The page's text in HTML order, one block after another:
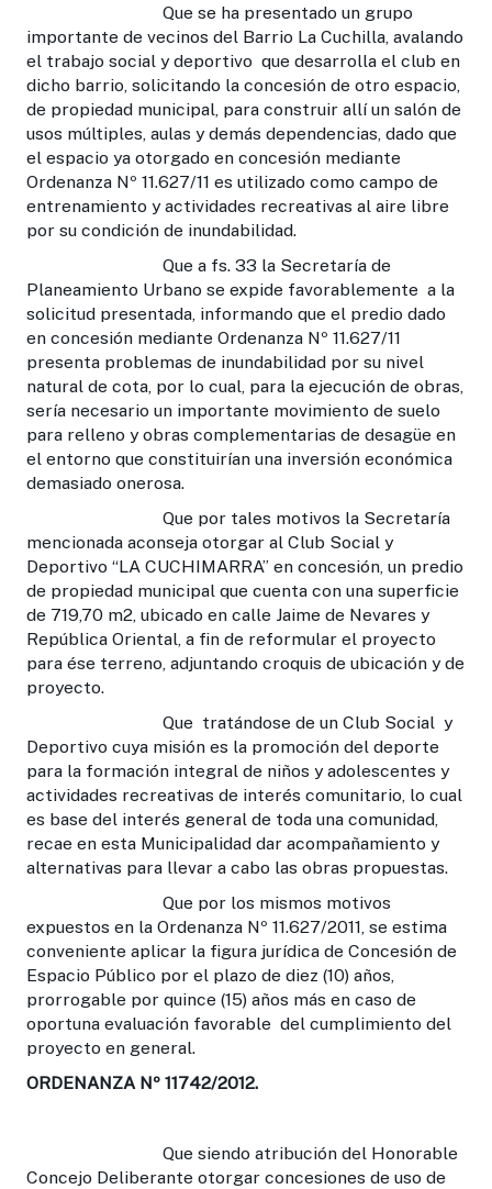
Que se ha presentado un grupo
importante de vecinos del Barrio La Cuchilla, avalando
el trabajo social y deportivo que desarrolla el club en
dicho barrio, solicitando la concesión de otro espacio,
de propiedad municipal, para construir allí un salón de
usos múltiples, aulas y demás dependencias, dado que
el espacio ya otorgado en concesión mediante
Ordenanza Nº 11.627/11 es utilizado como campo de
entrenamiento y actividades recreativas al aire libre
por su condición de inundabilidad.
Que a fs. 33 la Secretaría de
Planeamiento Urbano se expide favorablemente a la
solicitud presentada, informando que el predio dado
en concesión mediante Ordenanza Nº 11.627/11
presenta problemas de inundabilidad por su nivel
natural de cota, por lo cual, para la ejecución de obras,
sería necesario un importante movimiento de suelo
para relleno y obras complementarias de desagüe en
el entorno que constituirían una inversión económica
demasiado onerosa.
Que por tales motivos la Secretaría
mencionada aconseja otorgar al Club Social y
Deportivo “LA CUCHIMARRA” en concesión, un predio
de propiedad municipal que cuenta con una superficie
de 719,70 m2, ubicado en calle Jaime de Nevares y
República Oriental, a fin de reformular el proyecto
para ése terreno, adjuntando croquis de ubicación y de
proyecto.
Que tratándose de un Club Social y
Deportivo cuya misión es la promoción del deporte
para la formación integral de niños y adolescentes y
actividades recreativas de interés comunitario, lo cual
es base del interés general de toda una comunidad,
recae en esta Municipalidad dar acompañamiento y
alternativas para llevar a cabo las obras propuestas.
Que por los mismos motivos
expuestos en la Ordenanza Nº 11.627/2011, se estima
conveniente aplicar la figura jurídica de Concesión de
Espacio Público por el plazo de diez (10) años,
prorrogable por quince (15) años más en caso de
oportuna evaluación favorable del cumplimiento del
proyecto en general.
ORDENANZA Nº 11742/2012.
Que siendo atribución del Honorable
Concejo Deliberante otorgar concesiones de uso de